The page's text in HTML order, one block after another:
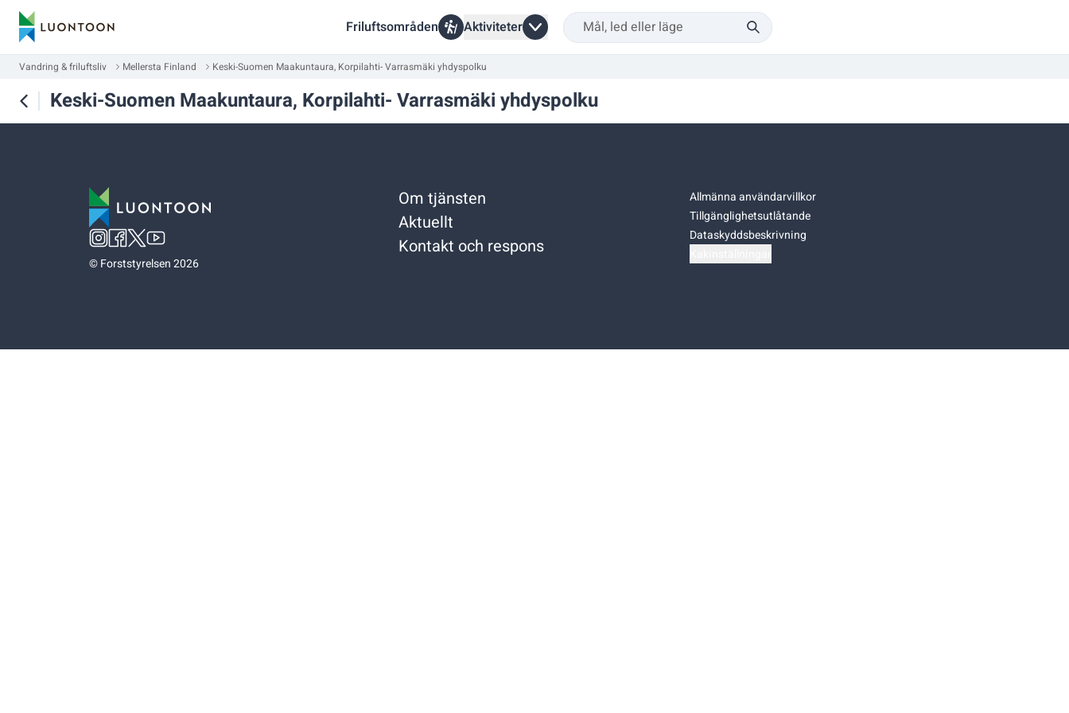
Friluftsområden Aktiviteter
Vandring & friluftsliv Mellersta Finland Keski-Suomen Maakuntaura, Korpilahti- Varrasmäki yhdyspolku
Keski-Suomen Maakuntaura, Korpilahti- Varrasmäki yhdyspolku
©Forststyrelsen 2026
Om tjänsten
Aktuellt
Kontakt och respons
Allmänna användarvillkor
Tillgänglighetsutlåtande
Dataskyddsbeskrivning